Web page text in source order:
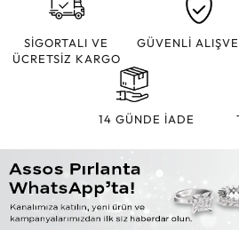
SİGORTALI VE
ÜCRETSİZ KARGO
GÜVENLİ
14 GÜNDE İADE